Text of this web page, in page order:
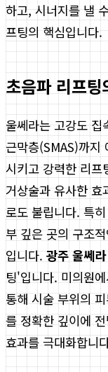
하고, 시너지를 낼
프팅의 핵심입니다.
초음파 리프
울쎄라는 고강도
근막층(SMAS)까지
시키고 강력한 리프
거상술과 유사한
로도 불립니다. 특
부 깊은 곳의 구조
입니다. 광주 울쎄라
팅'입니다. 미의원
통해 시술 부위의
를 정확한 깊이에
효과를 극대화합니